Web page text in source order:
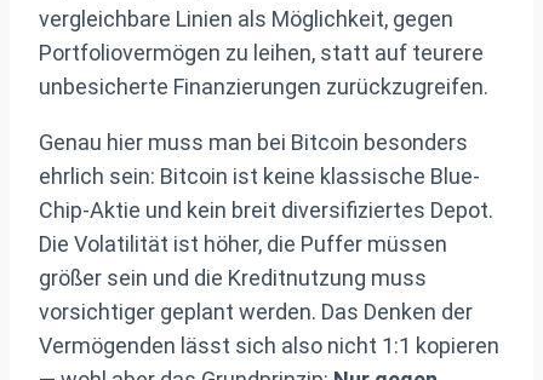
vergleichbare Linien als Möglichkeit, gegen
Portfoliovermögen zu leihen, statt auf teurere
unbesicherte Finanzierungen zurückzugreifen.
Genau hier muss man bei Bitcoin besonders
ehrlich sein: Bitcoin ist keine klassische Blue-
Chip-Aktie und kein breit diversifiziertes Depot.
Die Volatilität ist höher, die Puffer müssen
größer sein und die Kreditnutzung muss
vorsichtiger geplant werden. Das Denken der
Vermögenden lässt sich also nicht 1:1 kopieren